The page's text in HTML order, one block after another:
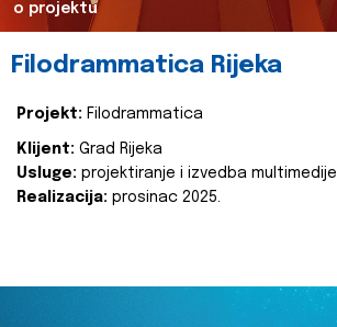
o projektu
Filodrammatica Rijeka
Projekt: Filodrammatica
Klijent: Grad Rijeka
Usluge: projektiranje i izvedba multimedije
Realizacija: prosinac 2025.